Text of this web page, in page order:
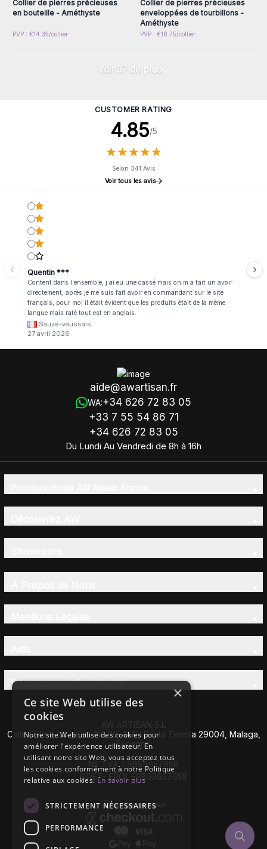
Collier de pierres précieuses
en bouteille - Améthyste
PVP : €14.35/collier
Collier de pierres précieuses
enveloppées de tourbillons -
Améthyste
PVP : €18.75/collier
Voir 37 de plus
CUSTOMER RATING
4.85/5
★★★★★
★★★★★
Selon 341 Avis
Voir tous les avis
Quentin ***
Content dans l ensemble, j ai eu une cassé mais on m a fait un avoir
directement, après je me suis fait avoir en commandant sur le site
français, pour moi il était évident que les produits était de la même
langue mais raté tout est en anglais.
Sauzé-vaussais
27 avril 2026
aide@awartisan.fr
WA:+34 626 72 83 05
+33 7 55 54 86 71
+34 626 72 83 05
Du Lundi Au Vendredi de 8h à 16h
Découvrez la Famille AW
AW ARTISAN S.L
Calle Caleta de Vélez Nº 39-41 P.I Santa Teresa 29004, Malaga,
Espagne
Nº TVA: ESB93657658
SIRET- EROI: ESB93657658
×
Ce site Web utilise des
cookies
Notre site Web utilise des cookies pour
améliorer l'expérience utilisateur. En
utilisant notre site Web, vous acceptez tous
les cookies conformément à notre Politique
relative aux cookies.En savoir plus
STRICTEMENT NÉCESSAIRES
PERFORMANCE